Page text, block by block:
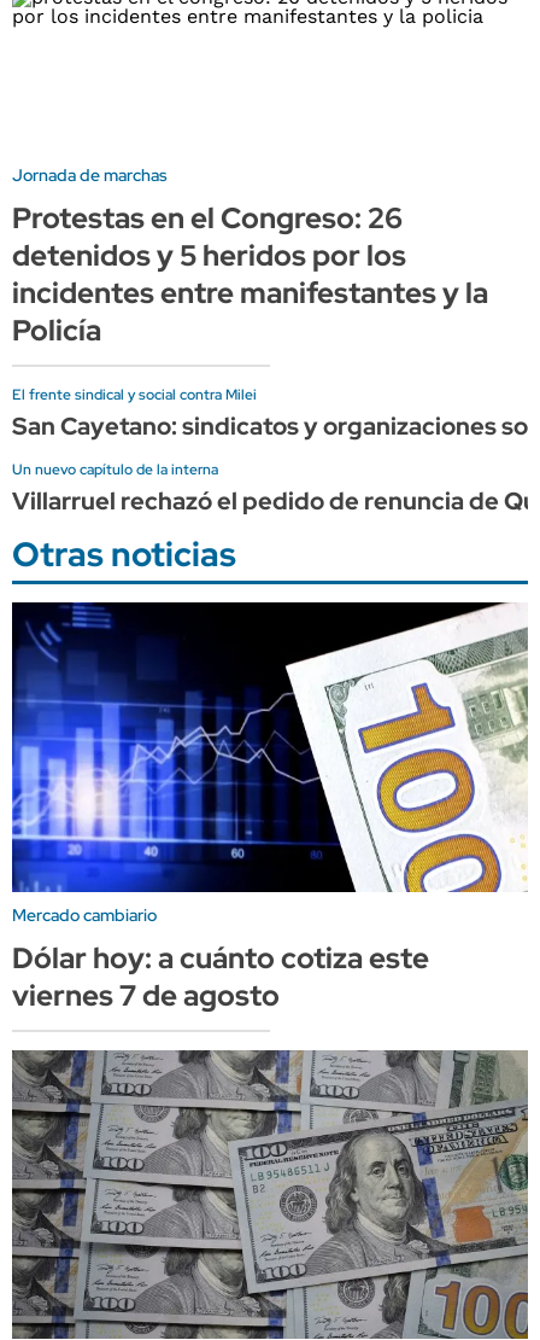
Jornada de marchas
Protestas en el Congreso: 26
detenidos y 5 heridos por los
incidentes entre manifestantes y la
Policía
El frente sindical y social contra Milei
San Cayetano: sindicatos y organizaciones
Un nuevo capítulo de la interna
Villarruel rechazó el pedido de renuncia de
Otras noticias
Mercado cambiario
Dólar hoy: a cuánto cotiza este
viernes 7 de agosto